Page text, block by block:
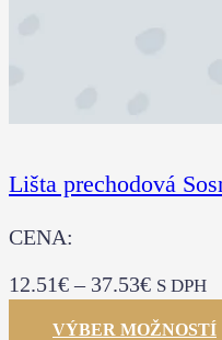
Lišta prechodová
CENA:
12.51€– 37.53€ S DPH
VÝBER MOŽNOSTÍ